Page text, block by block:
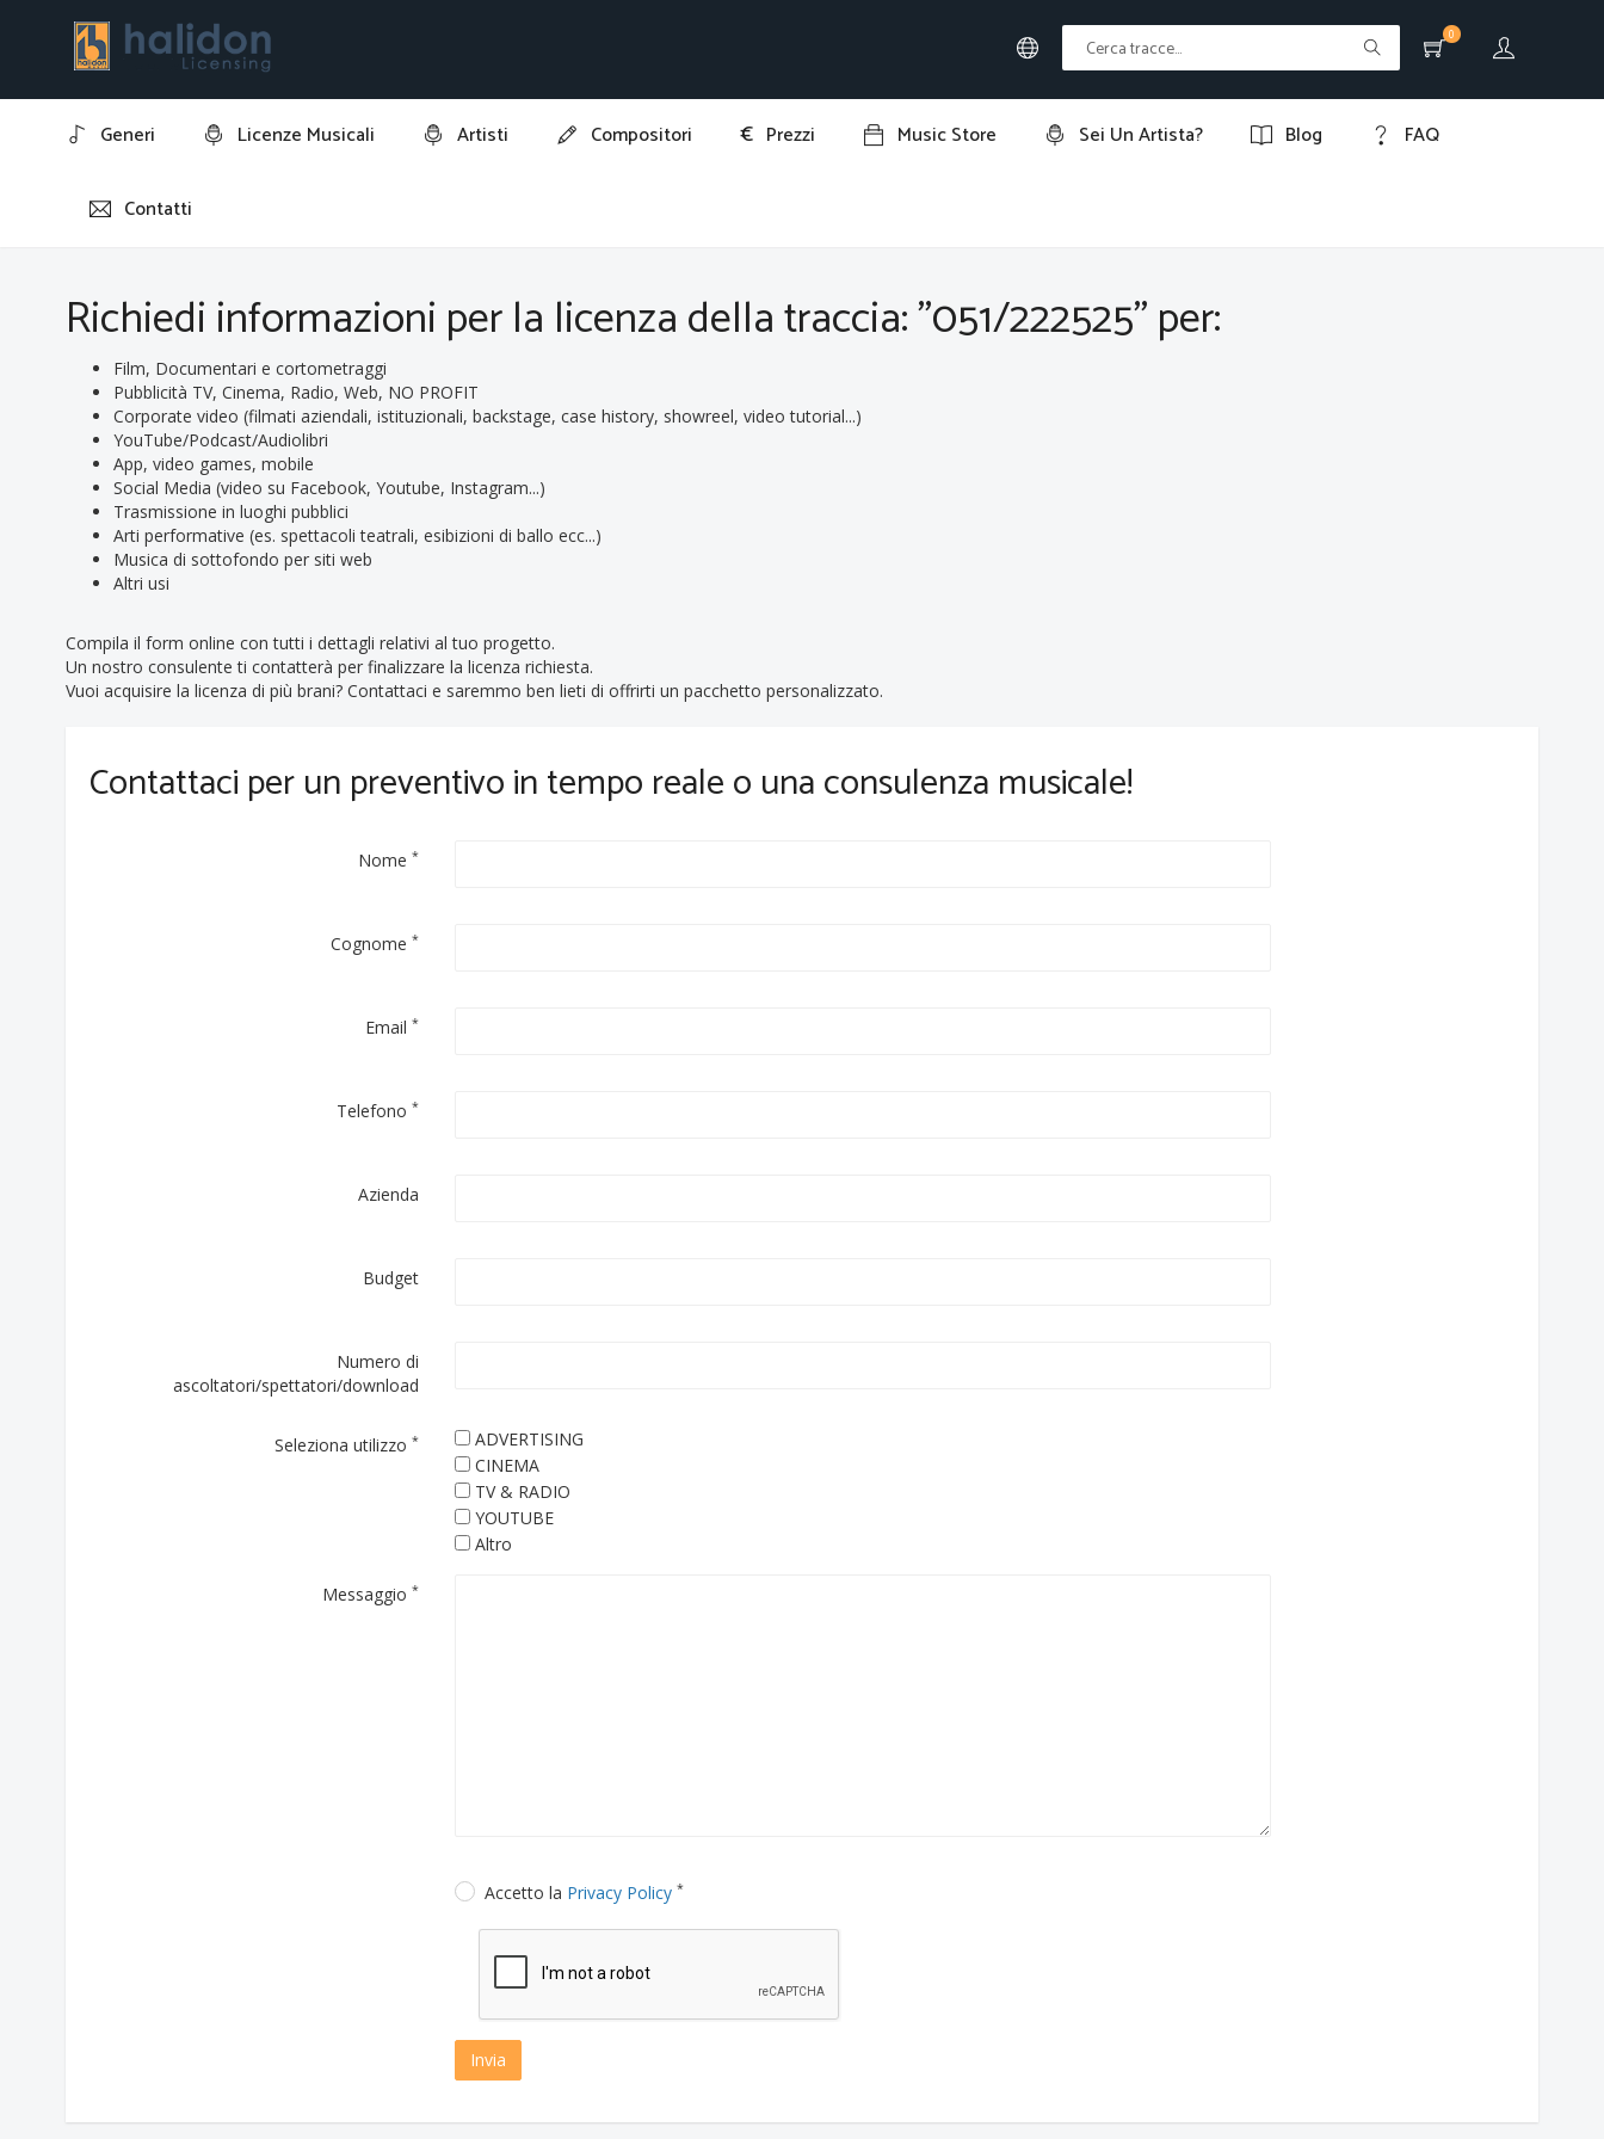
0
Generi Licenze Musicali Artisti Compositori € Prezzi Music Store Sei Un Artista? Blog FAQ
Contatti
Home Richiedi informazioni per la licenza della traccia: "051/222525"
Richiedi informazioni per la licenza della traccia: "051/222525" per:
Film, Documentari e cortometraggi
Pubblicità TV, Cinema, Radio, Web, NO PROFIT
Corporate video (filmati aziendali, istituzionali, backstage, case history, showreel, video tutorial...)
YouTube/Podcast/Audiolibri
App, video games, mobile
Social Media (video su Facebook, Youtube, Instagram...)
Trasmissione in luoghi pubblici
Arti performative (es. spettacoli teatrali, esibizioni di ballo ecc...)
Musica di sottofondo per siti web
Altri usi
Compila il form online con tutti i dettagli relativi al tuo progetto.
Un nostro consulente ti contatterà per finalizzare la licenza richiesta.
Vuoi acquisire la licenza di più brani? Contattaci e saremmo ben lieti di offrirti un pacchetto personalizzato.
Contattaci per un preventivo in tempo reale o una consulenza musicale!
Nome*
Cognome*
Email*
Telefono*
Azienda
Budget
Numero di
ascoltatori/spettatori/download
Seleziona utilizzo*
ADVERTISING
CINEMA
TV & RADIO
YOUTUBE
Altro
Messaggio*
Accetto la Privacy Policy *
Invia